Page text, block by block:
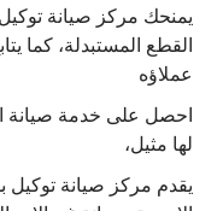
يمنحك مركز صيانة
القطع المستبدلة، كما
عملاؤه
احصل على خدمة صيانة
لها مثيل،
يقدم مركز صيانة